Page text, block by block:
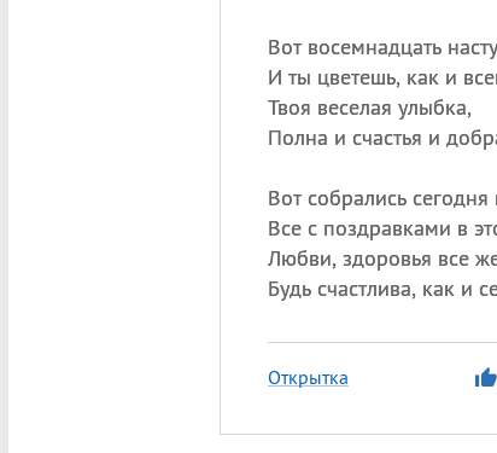
Вот восемнадцать
И ты цветешь, как и
Твоя веселая улыбка,
Полна и счастья и
Вот собрались сегодня
Все с поздравками в
Любви, здоровья все
Будь счастлива, как и
Открытка